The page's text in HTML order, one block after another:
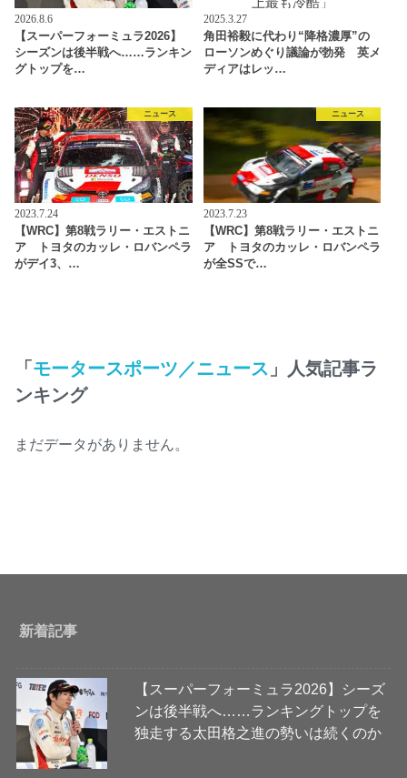
2026.8.6
【スーパーフォーミュラ2026】
シーズンは後半戦へ……ランキン
グトップを…
2025.3.27
角田裕毅に代わり“降格濃厚”の
ローソンめぐり議論が勃発 英メ
ディアはレッ…
ニュース
2023.7.24
【WRC】第8戦ラリー・エストニ
ア トヨタのカッレ・ロバンペラ
がデイ3、…
ニュース
2023.7.23
【WRC】第8戦ラリー・エストニ
ア トヨタのカッレ・ロバンペラ
が全SSで…
「 モータースポーツ／ニュース 」人気記事ラ
ンキング
まだデータがありません。
新着記事
【スーパーフォーミュラ2026】シーズ
ンは後半戦へ……ランキングトップを
独走する太田格之進の勢いは続くのか